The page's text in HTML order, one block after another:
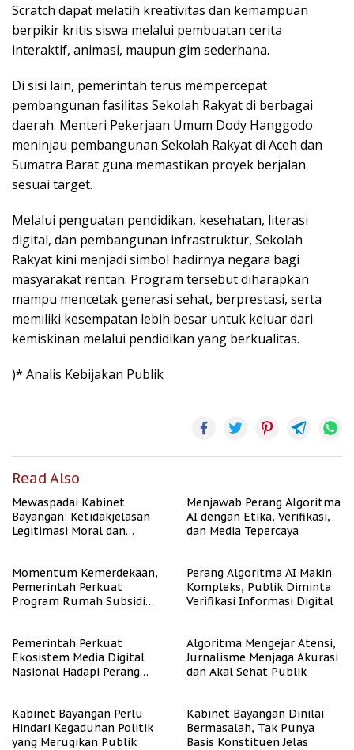
Scratch dapat melatih kreativitas dan kemampuan
berpikir kritis siswa melalui pembuatan cerita
interaktif, animasi, maupun gim sederhana.
Di sisi lain, pemerintah terus mempercepat
pembangunan fasilitas Sekolah Rakyat di berbagai
daerah. Menteri Pekerjaan Umum Dody Hanggodo
meninjau pembangunan Sekolah Rakyat di Aceh dan
Sumatra Barat guna memastikan proyek berjalan
sesuai target.
Melalui penguatan pendidikan, kesehatan, literasi
digital, dan pembangunan infrastruktur, Sekolah
Rakyat kini menjadi simbol hadirnya negara bagi
masyarakat rentan. Program tersebut diharapkan
mampu mencetak generasi sehat, berprestasi, serta
memiliki kesempatan lebih besar untuk keluar dari
kemiskinan melalui pendidikan yang berkualitas.
)* Analis Kebijakan Publik
Read Also
Mewaspadai Kabinet
Bayangan: Ketidakjelasan
Legitimasi Moral dan
Menjawab Perang Algoritma
AI dengan Etika, Verifikasi,
dan Media Tepercaya
Momentum Kemerdekaan,
Pemerintah Perkuat
Program Rumah Subsidi
Perang Algoritma AI Makin
Kompleks, Publik Diminta
Verifikasi Informasi Digital
Pemerintah Perkuat
Ekosistem Media Digital
Nasional Hadapi Perang
Algoritma Mengejar Atensi,
Jurnalisme Menjaga Akurasi
dan Akal Sehat Publik
Kabinet Bayangan Perlu
Hindari Kegaduhan Politik
yang Merugikan Publik
Kabinet Bayangan Dinilai
Bermasalah, Tak Punya
Basis Konstituen Jelas